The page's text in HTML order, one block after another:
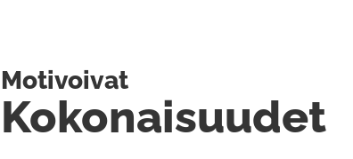
Kokonaisuudet
Motivoivat